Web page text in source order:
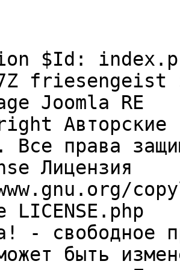
$Id:
friesengeist
Joomla RE
Авторские
Все права
Лицензия
LICENSE.php
- свободное
быть